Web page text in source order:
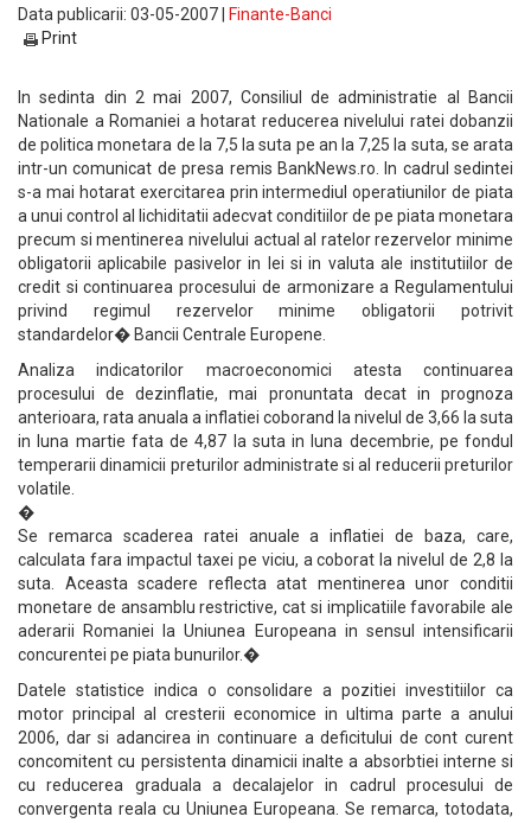
Data publicarii: 03-05-2007 |
Finante-Banci
Print
In sedinta din 2 mai 2007, Consiliul de administratie al Bancii
Nationale a Romaniei a hotarat reducerea nivelului ratei dobanzii
de politica monetara de la 7,5 la suta pe an la 7,25 la suta, se arata
intr-un comunicat de presa remis BankNews.ro. In cadrul sedintei
s-a mai hotarat exercitarea prin intermediul operatiunilor de piata
a unui control al lichiditatii adecvat conditiilor de pe piata monetara
precum si mentinerea nivelului actual al ratelor rezervelor minime
obligatorii aplicabile pasivelor in lei si in valuta ale institutiilor de
credit si continuarea procesului de armonizare a Regulamentului
privind regimul rezervelor minime obligatorii potrivit
standardelor� Bancii Centrale Europene.
Analiza indicatorilor macroeconomici atesta continuarea
procesului de dezinflatie, mai pronuntata decat in prognoza
anterioara, rata anuala a inflatiei coborand la nivelul de 3,66 la suta
in luna martie fata de 4,87 la suta in luna decembrie, pe fondul
temperarii dinamicii preturilor administrate si al reducerii preturilor
volatile.
�
Se remarca scaderea ratei anuale a inflatiei de baza, care,
calculata fara impactul taxei pe viciu, a coborat la nivelul de 2,8 la
suta. Aceasta scadere reflecta atat mentinerea unor conditii
monetare de ansamblu restrictive, cat si implicatiile favorabile ale
aderarii Romaniei la Uniunea Europeana in sensul intensificarii
concurentei pe piata bunurilor.�
Datele statistice indica o consolidare a pozitiei investitiilor ca
motor principal al cresterii economice in ultima parte a anului
2006, dar si adancirea in continuare a deficitului de cont curent
concomitent cu persistenta dinamicii inalte a absorbtiei interne si
cu reducerea graduala a decalajelor in cadrul procesului de
convergenta reala cu Uniunea Europeana. Se remarca, totodata,